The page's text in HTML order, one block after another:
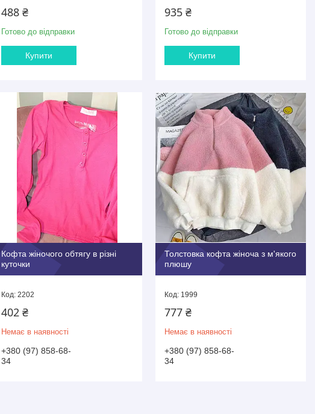
488 ₴
Готово до відправки
Купити
935 ₴
Готово до відправки
Купити
Кофта жіночого обтягу в різні
куточки
2202
402 ₴
Немає в наявності
+380 (97) 858-68-
34
Толстовка кофта жіноча з м'якого
плюшу
1999
777 ₴
Немає в наявності
+380 (97) 858-68-
34